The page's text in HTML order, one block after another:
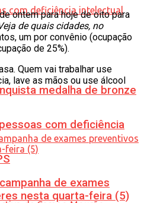
medalha de bronze
com deficiência
ontem para hoje de oito para
de quais cidades, no
um por convênio (ocupação
de 25%).
Quem vai trabalhar use
lave as mãos ou use álcool
de exames
nesta quarta-feira (5)